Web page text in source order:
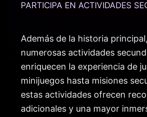
PARTICIPA EN ACTIVIDADES
Además de la historia
numerosas actividades
enriquecen la experiencia de
minijuegos hasta misiones
estas actividades ofrecen
adicionales y una mayor